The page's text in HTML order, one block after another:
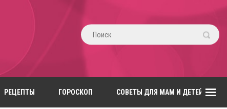
РЕЦЕПТЫ ГОРОСКОП СОВЕТЫ ДЛЯ МАМ И ДЕТЕЙ